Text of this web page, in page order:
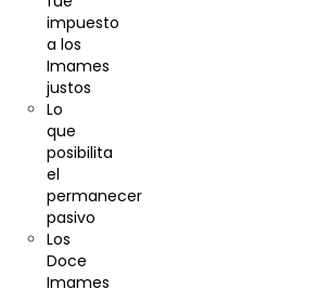
impuesto
a los
Imames
justos
Lo
que
posibilita
el
permanecer
pasivo
Los
Doce
Imames